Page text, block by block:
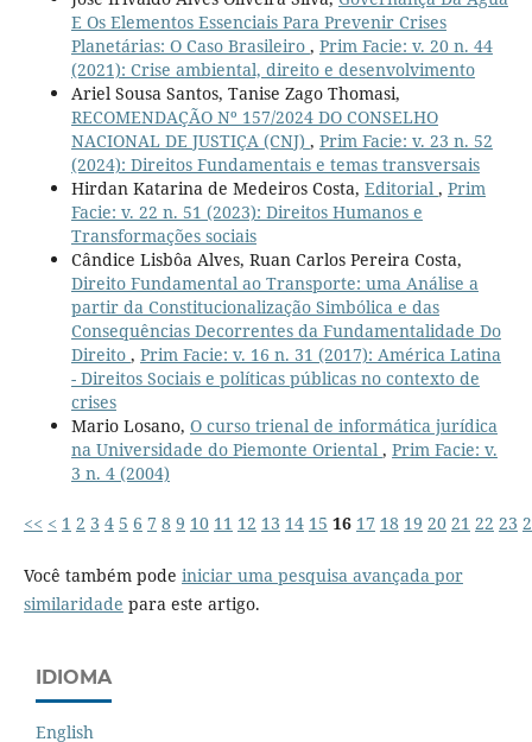
E Os Elementos Essenciais Para Prevenir Crises
Planetárias: O Caso Brasileiro , Prim Facie: v. 20 n. 44
(2021): Crise ambiental, direito e desenvolvimento
Ariel Sousa Santos, Tanise Zago Thomasi,
RECOMENDAÇÃO Nº 157/2024 DO CONSELHO
NACIONAL DE JUSTIÇA (CNJ) , Prim Facie: v. 23 n. 52
(2024): Direitos Fundamentais e temas transversais
Hirdan Katarina de Medeiros Costa, Editorial , Prim
Facie: v. 22 n. 51 (2023): Direitos Humanos e
Transformações sociais
Cândice Lisbôa Alves, Ruan Carlos Pereira Costa,
Direito Fundamental ao Transporte: uma Análise a
partir da Constitucionalização Simbólica e das
Consequências Decorrentes da Fundamentalidade Do
Direito , Prim Facie: v. 16 n. 31 (2017): América Latina
- Direitos Sociais e políticas públicas no contexto de
crises
Mario Losano, O curso trienal de informática jurídica
na Universidade do Piemonte Oriental , Prim Facie: v.
3 n. 4 (2004)
<< < 1 2 3 4 5 6 7 8 9 10 11 12 13 14 15 16 17 18 19 20 21 22 23
Você também pode iniciar uma pesquisa avançada por
similaridade para este artigo.
IDIOMA
English